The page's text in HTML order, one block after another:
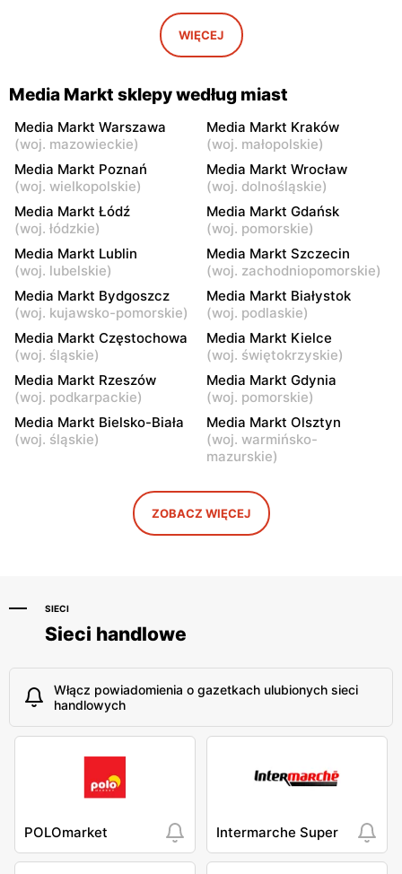
Łódź, ul. Brzezińska 27/29
Media Markt
Łódź al. Marsz. Józefa
Piłsudskiego 15/23
Media Markt
Łódź, ul. Drewnowska 58
Media Markt
Łódź, ul. Pabianicka 245
Media Markt
Piotrków Trybunalski, ul.
Juliusza Słowackiego 123
Media Markt
Kielce, ul. Radomska 8
Media Markt
Lublin, ul. Tomasza Zana 31
Media Markt
Lublin al. Wincentego
Witosa 32
Media Markt
Olsztyn al. Generała
Władysława Sikorskiego 2b
Media Markt
Białystok, ul. Czesława
Miłosza 2
Media Markt
Toruń, ul. Stefana
Żółkiewskiego 15
Media Markt
Stare Miasto, ul. Ogrodowa
31d
Media Markt Media Markt
Częstochowa, ul. Stefana
Kalisz, ul. Poznańska 121-
Media Markt
Bydgoszcz, ul. Jagiellońska
WIĘCEJ
Media Markt sklepy według miast
Media Markt Warszawa
(woj. mazowieckie)
Media Markt Kraków
(woj. małopolskie)
Media Markt Poznań
(woj. wielkopolskie)
Media Markt Wrocław
(woj. dolnośląskie)
Media Markt Łódź
(woj. łódzkie)
Media Markt Gdańsk
(woj. pomorskie)
Media Markt Lublin
(woj. lubelskie)
Media Markt Szczecin
(woj. zachodniopomorskie)
Media Markt Bydgoszcz
(woj. kujawsko-pomorskie)
Media Markt Białystok
(woj. podlaskie)
Media Markt Częstochowa
(woj. śląskie)
Media Markt Kielce
(woj. świętokrzyskie)
Media Markt Rzeszów
(woj. podkarpackie)
Media Markt Gdynia
(woj. pomorskie)
Media Markt Bielsko-Biała
(woj. śląskie)
Media Markt Olsztyn
(woj. warmińsko-
mazurskie)
ZOBACZ WIĘCEJ
SIECI
Sieci handlowe
Włącz powiadomienia o gazetkach ulubionych sieci
handlowych
POLOmarket Intermarche Super